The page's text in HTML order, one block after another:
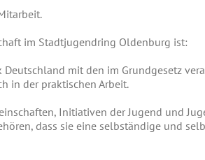
im Stadtjugendring Oldenburg ist:
mit den im Grundgesetz
in der praktischen Arbeit.
Initiativen der Jugend und
dass sie eine selbständige und